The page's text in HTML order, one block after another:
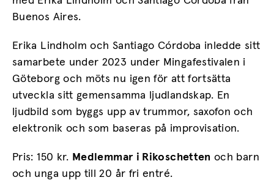
Buenos Aires.
Erika Lindholm och Santiago Córdoba inledde sitt
samarbete under 2023 under Mingafestivalen i
Göteborg och möts nu igen för att fortsätta
utveckla sitt gemensamma ljudlandskap. En
ljudbild som byggs upp av trummor, saxofon och
elektronik och som baseras på improvisation.
Pris: 150 kr. Medlemmar i Rikoschetten och barn
och unga upp till 20 år fri entré.